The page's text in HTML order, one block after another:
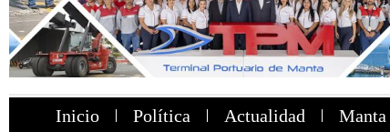
Inicio Política Actualidad Manta